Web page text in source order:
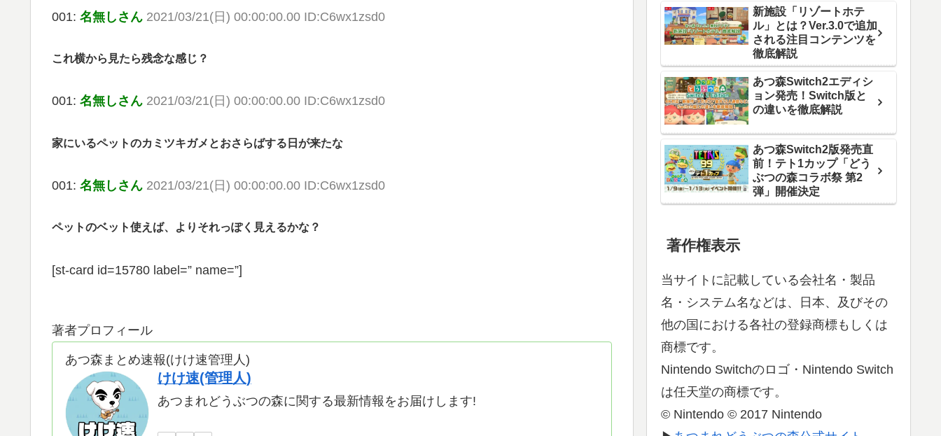
001: 名無しさん 2021/03/21(日) 00:00:00.00 ID:C6wx1zsd0
これ横から見たら残念な感じ？
001: 名無しさん 2021/03/21(日) 00:00:00.00 ID:C6wx1zsd0
家にいるペットのカミツキガメとおさらばする日が来たな
001: 名無しさん 2021/03/21(日) 00:00:00.00 ID:C6wx1zsd0
ペットのベット使えば、よりそれっぽく見えるかな？
[st-card id=15780 label=” name=”]
著者プロフィール
あつ森まとめ速報(けけ速管理人)
けけ速(管理人)
あつまれどうぶつの森に関する最新情報をお届けします!
新施設「リゾートホテ
ル」とは？Ver.3.0で追加
される注目コンテンツを
徹底解説
あつ森Switch2エディシ
ョン発売！Switch版と
の違いを徹底解説
あつ森Switch2版発売直
前！テト1カップ「どう
ぶつの森コラボ祭 第2
弾」開催決定
著作権表示
当サイトに記載している会社名・製品
名・システム名などは、日本、及びその
他の国における各社の登録商標もしくは
商標です。
Nintendo Switchのロゴ・Nintendo Switch
は任天堂の商標です。
© Nintendo © 2017 Nintendo